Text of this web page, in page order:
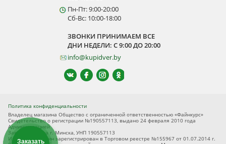
Пн-Пт: 9:00-20:00
Сб-Вс: 10:00-18:00
ЗВОНКИ ПРИНИМАЕМ ВСЕ
ДНИ НЕДЕЛИ: С 9:00 ДО 20:00
info@kupidver.by
Политика конфиденциальности
Владелец магазина Общество с ограниченной ответственностью «Файнкурс»
Свидетельство о регистрации №190557113, выдано 24 февраля 2010 года
Администрацией
Заводского р-на г. Минска, УНП 190557113
Интернет-магазин зарегистрирован в Торговом реестре №155967 от 01.07.2014 г.
Заказать